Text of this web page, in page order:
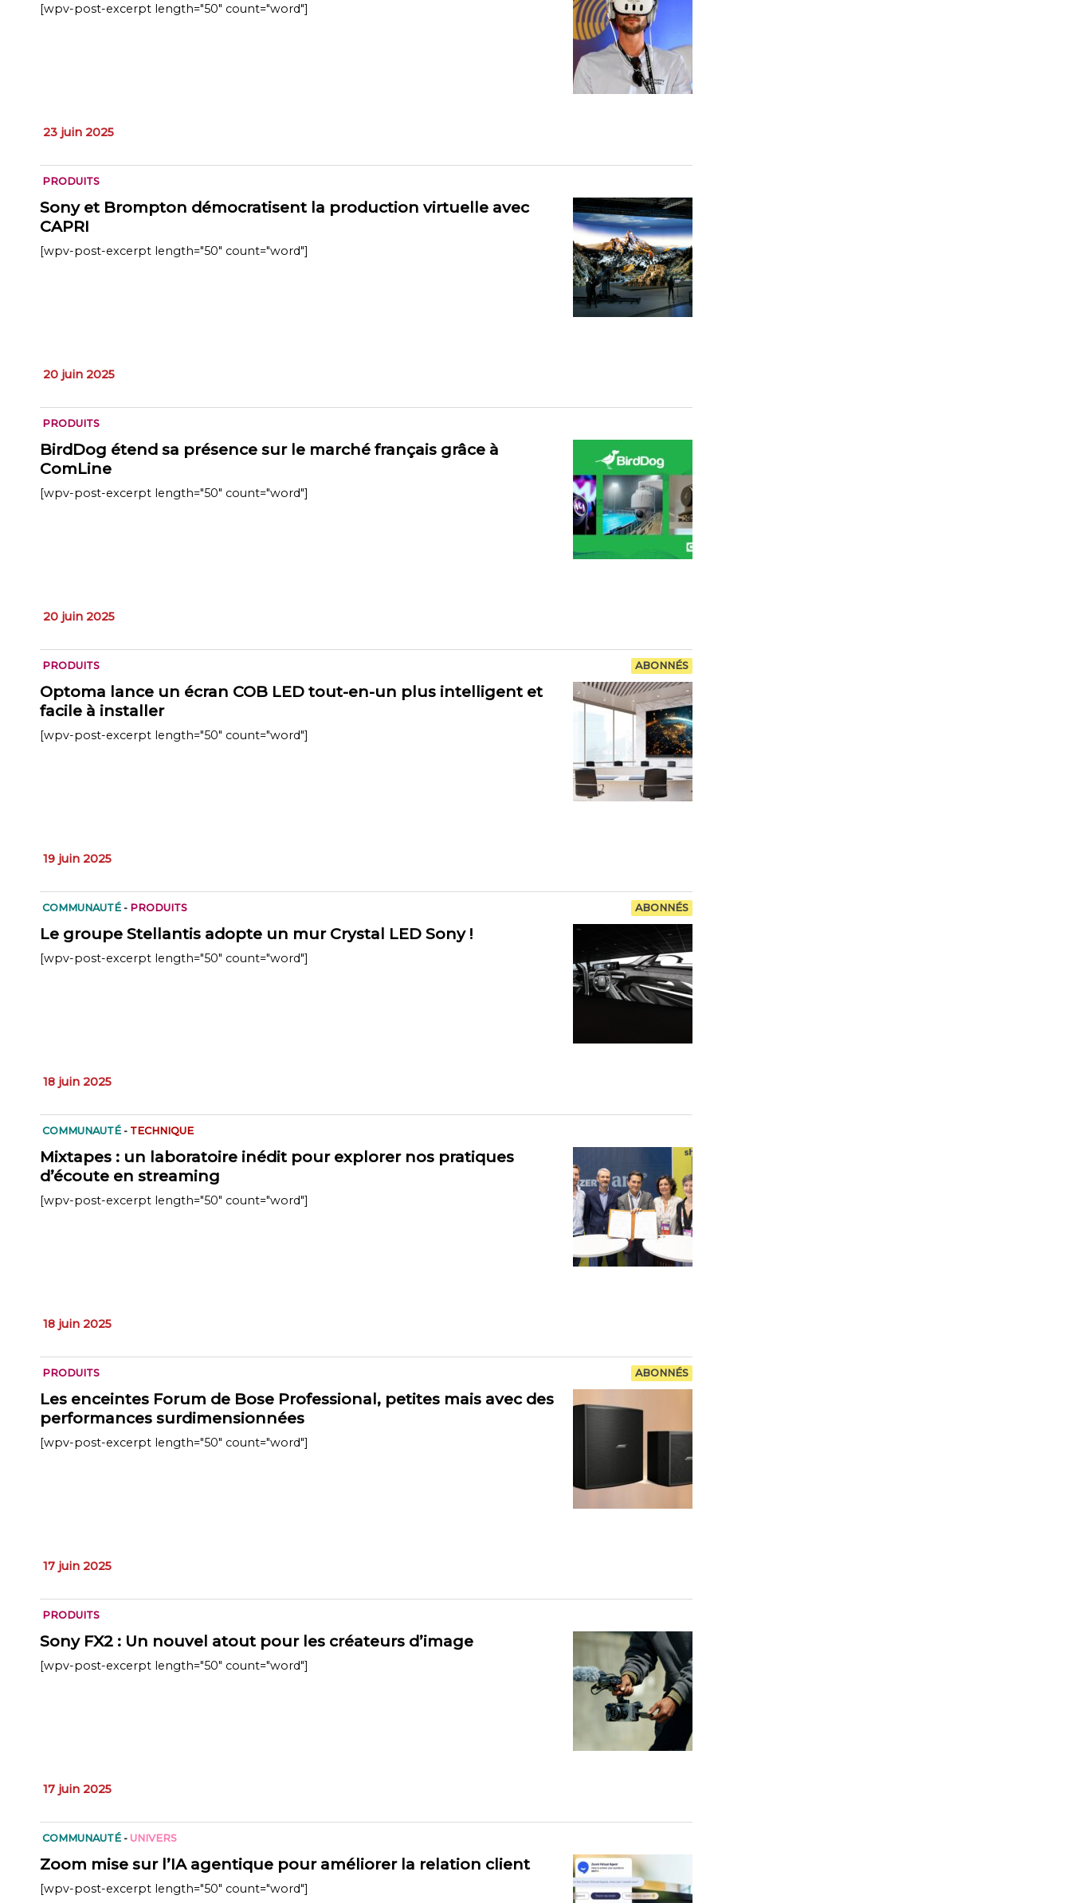
[wpv-post-excerpt length="50" count="word"]
23 juin 2025
PRODUITS
Sony et Brompton démocratisent la production virtuelle avec
CAPRI
[wpv-post-excerpt length="50" count="word"]
20 juin 2025
PRODUITS
BirdDog étend sa présence sur le marché français grâce à
ComLine
[wpv-post-excerpt length="50" count="word"]
20 juin 2025
PRODUITS ABONNÉS
Optoma lance un écran COB LED tout-en-un plus intelligent et
facile à installer
[wpv-post-excerpt length="50" count="word"]
19 juin 2025
COMMUNAUTÉ - PRODUITS ABONNÉS
Le groupe Stellantis adopte un mur Crystal LED Sony !
[wpv-post-excerpt length="50" count="word"]
18 juin 2025
COMMUNAUTÉ - TECHNIQUE
Mixtapes : un laboratoire inédit pour explorer nos pratiques
d’écoute en streaming
[wpv-post-excerpt length="50" count="word"]
18 juin 2025
PRODUITS ABONNÉS
Les enceintes Forum de Bose Professional, petites mais avec des
performances surdimensionnées
[wpv-post-excerpt length="50" count="word"]
17 juin 2025
PRODUITS
Sony FX2 : Un nouvel atout pour les créateurs d’image
[wpv-post-excerpt length="50" count="word"]
17 juin 2025
COMMUNAUTÉ - UNIVERS
Zoom mise sur l’IA agentique pour améliorer la relation client
[wpv-post-excerpt length="50" count="word"]